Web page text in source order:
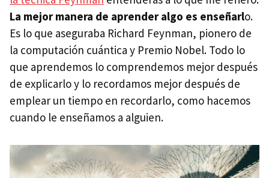
La mejor manera de aprender algo es enseñarlo.
Es lo que aseguraba Richard Feynman, pionero de
la computación cuántica y Premio Nobel. Todo lo
que aprendemos lo comprendemos mejor después
de explicarlo y lo recordamos mejor después de
emplear un tiempo en recordarlo, como hacemos
cuando le enseñamos a alguien.